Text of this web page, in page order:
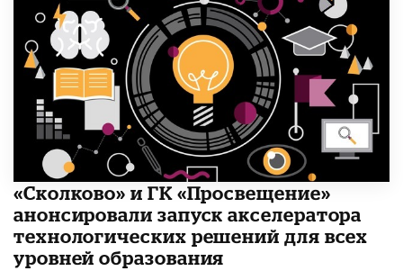
«Сколково» и ГК «Просвещение»
анонсировали запуск акселератора
технологических решений для всех
уровней образования